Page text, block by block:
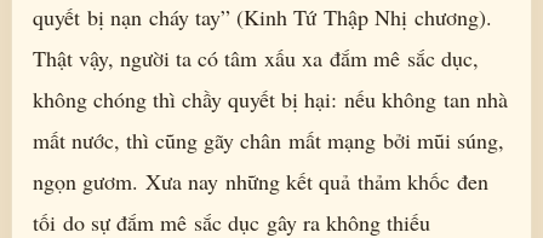
quyết bị nạn cháy tay” (Kinh Tứ Thập Nhị chương).
Thật vậy, người ta có tâm xấu xa đắm mê sắc dục,
không chóng thì chầy quyết bị hại: nếu không tan nhà
mất nước, thì cũng gãy chân mất mạng bởi mũi súng,
ngọn gươm. Xưa nay những kết quả thảm khốc đen
tối do sự đắm mê sắc dục gây ra không thiếu